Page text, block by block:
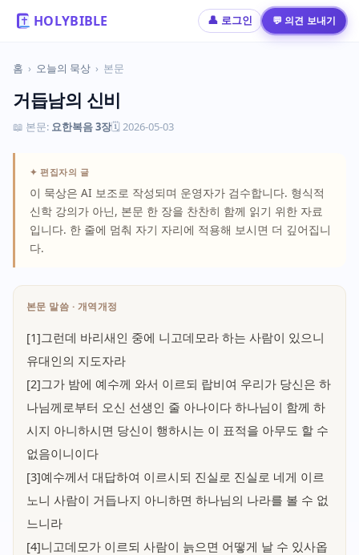
HOLYBIBLE 👤 로그인 💬 의견 보내기
홈 › 오늘의 묵상 › 본문
거듭남의 신비
📖 본문: 요한복음 3장🗓 2026-05-03
✦ 편집자의 글
이 묵상은 AI 보조로 작성되며 운영자가 검수합니다. 형식적
신학 강의가 아닌, 본문 한 장을 찬찬히 함께 읽기 위한 자료
입니다. 한 줄에 멈춰 자기 자리에 적용해 보시면 더 깊어집니
다.
본문 말씀 · 개역개정
[1]그런데 바리새인 중에 니고데모라 하는 사람이 있으니
유대인의 지도자라
[2]그가 밤에 예수께 와서 이르되 랍비여 우리가 당신은 하
나님께로부터 오신 선생인 줄 아나이다 하나님이 함께 하
시지 아니하시면 당신이 행하시는 이 표적을 아무도 할 수
없음이니이다
[3]예수께서 대답하여 이르시되 진실로 진실로 네게 이르
노니 사람이 거듭나지 아니하면 하나님의 나라를 볼 수 없
느니라
[4]니고데모가 이르되 사람이 늙으면 어떻게 날 수 있사옵